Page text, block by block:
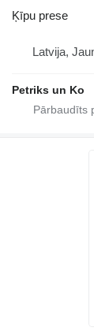
Ķīpu prese
Latvija,
Petriks un Ko